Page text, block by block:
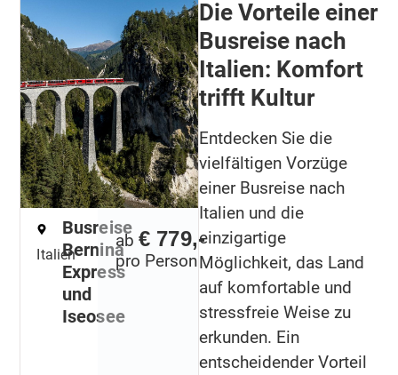
sich auf die wirklich wichtigen Dinge konzentrieren
können – Ihren Urlaub. So können Sie sich entspannt
zurücklehnen und die einzigartige Landschaft Italiens
genießen, durch die Sie Ihr Weg zu den faszinierendsten
Orten des Landes führen wird.
Tauchen Sie ein in das mediterrane Flair Italiens, spüren
Sie die Sonne auf der Haut und lassen Sie sich von der
Herzlichkeit und Gastfreundlichkeit der Italiener
einnehmen. Eine Busreise nach Italien ist nicht nur eine
Reise – mit uns wird es ein unvergessliches Erlebnis.
Italien
Busreise
Bernina
Express
und
Iseosee
ab € 779,-
pro Person
Die Vorteile einer
Busreise nach
Italien: Komfort
trifft Kultur
Entdecken Sie die
vielfältigen Vorzüge
einer Busreise nach
Italien und die
einzigartige
Möglichkeit, das Land
auf komfortable und
stressfreie Weise zu
erkunden. Ein
entscheidender Vorteil